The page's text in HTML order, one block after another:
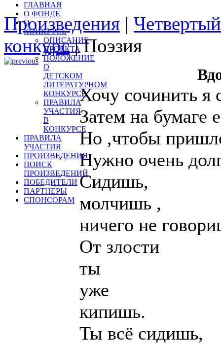
ГЛАВНАЯ
О ФОНДЕ
О
КОНКУРСЕ
ОПИСАНИЕ
ПРОЕКТА
ПОЛОЖЕНИЕ
О
ДЕТСКОМ
ЛИТЕРАТУРНОМ
КОНКУРСЕ
ПРАВИЛА
УЧАСТИЯ
В
КОНКУРСЕ
ПРАВИЛА
УЧАСТИЯ
ПРОИЗВЕДЕНИЯ
ПОИСК
ПРОИЗВЕДЕНИЙ
ПОБЕДИТЕЛИ
ПАРТНЕРЫ
СПОНСОРАМ
Произведения |
конкурс| Поэзия
Хочу сочинить я
Затем на бумаге
Но ,чтобы
Нужно очень
Сидишь,
молчишь ,
ничего не
От злости
ты
уже
кипишь.
Ты всё сидишь,